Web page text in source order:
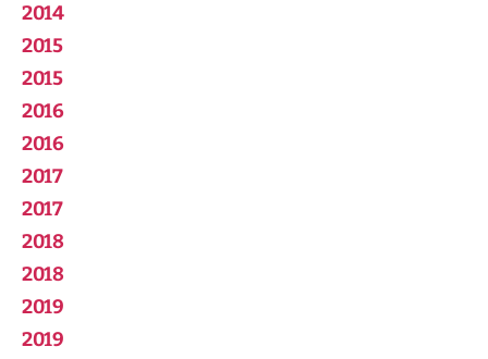
2014
2015
2015
2016
2016
2017
2017
2018
2018
2019
2019